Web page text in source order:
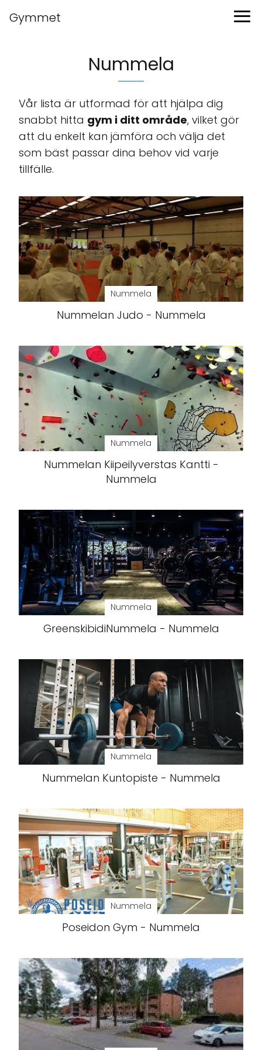
Gymmet
Nummela
Vår lista är utformad för att hjälpa dig
snabbt hitta gym i ditt område, vilket gör
att du enkelt kan jämföra och välja det
som bäst passar dina behov vid varje
tillfälle.
Nummela
Nummelan Judo - Nummela
Nummela
Nummelan Kiipeilyverstas Kantti -
Nummela
Nummela
GreenskibidiNummela - Nummela
Nummela
Nummelan Kuntopiste - Nummela
Nummela
Poseidon Gym - Nummela